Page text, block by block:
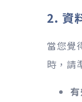
2. 資
當您覺
時，請